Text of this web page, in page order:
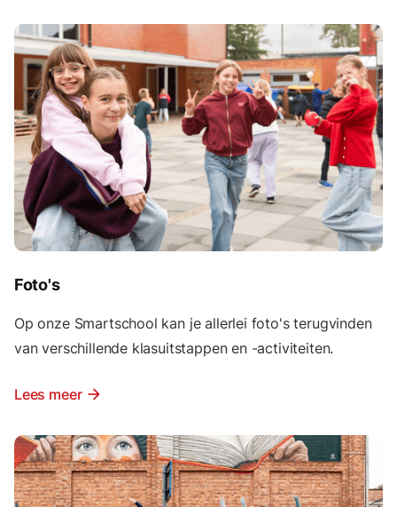
Foto's
Op onze Smartschool kan je allerlei foto's terugvinden
van verschillende klasuitstappen en -activiteiten.
Lees meer arrow_forward